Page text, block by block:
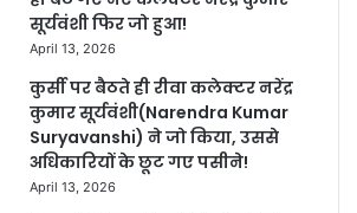
सूर्यवंशी फिर जो हुआ!
April 13, 2026
कुर्सी पर बैठते ही रीवा कलेक्टर नरेंद्र
कुमार सूर्यवंशी(Narendra Kumar
Suryavanshi) ने जो किया, उससे
अधिकारियों के छूट गए पसीने!
April 13, 2026